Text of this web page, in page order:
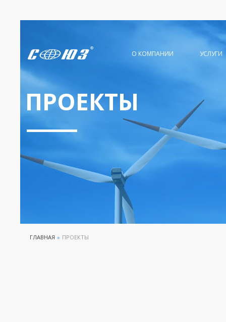
ПРОЕКТЫ
О КОМПАНИИ УСЛУГИ
ГЛАВНАЯ » ПРОЕКТЫ